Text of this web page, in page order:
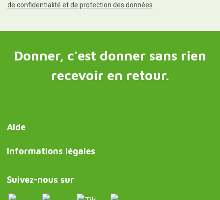
de confidentialité et de protection des données
Donner, c'est donner sans rien
recevoir en retour.
Aide
Informations légales
Suivez-nous sur